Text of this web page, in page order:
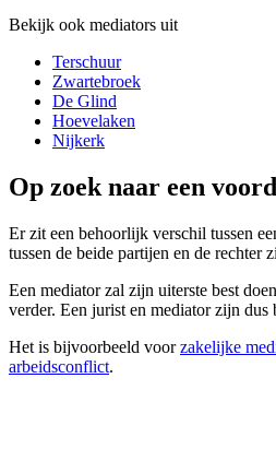
Bekijk ook mediators uit
Terschuur
Zwartebroek
De Glind
Hoevelaken
Nijkerk
Op zoek naar een
Er zit een behoorlijk verschil tussen
tussen de beide partijen en de rechter
Een mediator zal zijn uiterste best
verder. Een jurist en mediator zijn dus
Het is bijvoorbeeld voorzakelijke
arbeidsconflict.